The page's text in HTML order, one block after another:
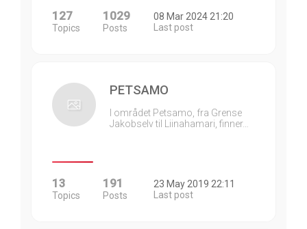
127
Topics
1029
Posts
08 Mar 2024 21:20
Last post
PETSAMO
I området Petsamo, fra Grense
Jakobselv til Liinahamari, finner…
13
Topics
191
Posts
23 May 2019 22:11
Last post